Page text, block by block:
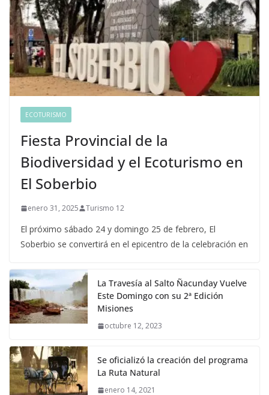
ECOTURISMO
Fiesta Provincial de la
Biodiversidad y el Ecoturismo en
El Soberbio
enero 31, 2025 Turismo 12
El próximo sábado 24 y domingo 25 de febrero, El
Soberbio se convertirá en el epicentro de la celebración en
La Travesía al Salto Ñacunday Vuelve
Este Domingo con su 2ª Edición
Misiones
octubre 12, 2023
Se oficializó la creación del programa
La Ruta Natural
enero 14, 2021